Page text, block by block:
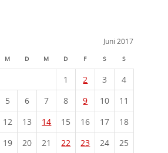
Juni 2017
M D M D F S S
1 2 3
4
5
6 7 8 9 10
11
12
13 14 15 16 17
18
19
20 21 22 23 24
25